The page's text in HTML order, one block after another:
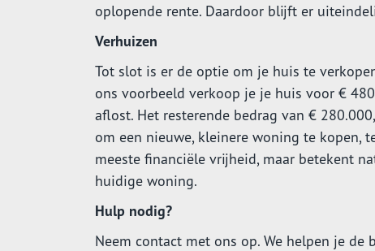
oplopende rente. Daardoor blijft er
Verhuizen
Tot slot is er de optie om je huis te
ons voorbeeld verkoop je je huis voor €
aflost. Het resterende bedrag van €
om een nieuwe, kleinere woning te kopen,
meeste financiële vrijheid, maar betekent
huidige woning.
Hulp nodig?
Neem contact met ons op. We helpen je